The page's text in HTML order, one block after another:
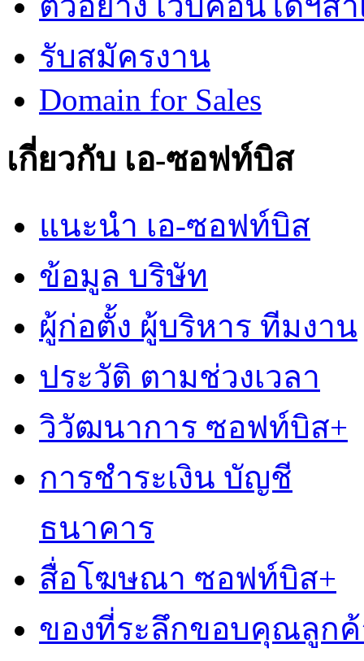
รับสมัครงาน
Domain for Sales
เกี่ยวกับ เอ-ซอฟท์บิส
แนะนำ เอ-ซอฟท์บิส
ข้อมูล บริษัท
ผู้ก่อตั้ง ผู้บริหาร ทีมงาน
ประวัติ ตามช่วงเวลา
วิวัฒนาการ ซอฟท์บิส+
การชำระเงิน บัญชี
ธนาคาร
สื่อโฆษณา ซอฟท์บิส+
ของที่ระลึกขอบคุณลูก